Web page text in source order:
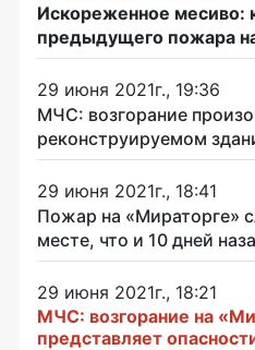
Искореженное месиво:
предыдущего пожара
29 июня 2021г., 19:36
МЧС: возгорание
реконструируемом
29 июня 2021г., 18:41
Пожар на «Мираторге»
месте, что и 10 дней
29 июня 2021г., 18:21
МЧС: возгорание на
представляет